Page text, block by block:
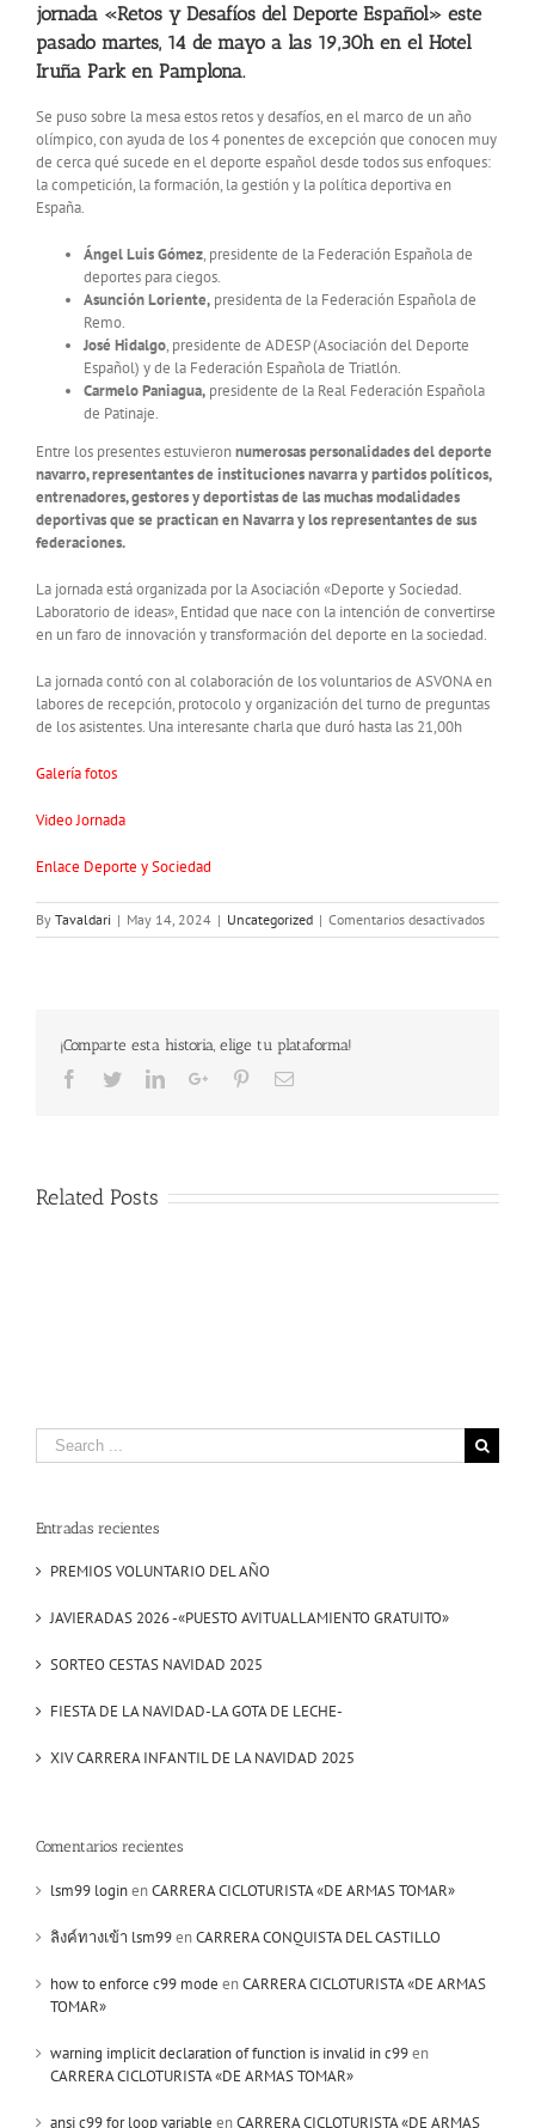
jornada «Retos y Desafíos del Deporte Español» este
pasado martes, 14 de mayo a las 19,30h en el Hotel
Iruña Park en Pamplona.
Se puso sobre la mesa estos retos y desafíos, en el marco de un año
olímpico, con ayuda de los 4 ponentes de excepción que conocen muy
de cerca qué sucede en el deporte español desde todos sus enfoques:
la competición, la formación, la gestión y la política deportiva en
España.
Ángel Luis Gómez, presidente de la Federación Española de
deportes para ciegos.
Asunción Loriente, presidenta de la Federación Española de
Remo.
José Hidalgo, presidente de ADESP (Asociación del Deporte
Español) y de la Federación Española de Triatlón.
Carmelo Paniagua, presidente de la Real Federación Española
de Patinaje.
Entre los presentes estuvieronnumerosas personalidades del deporte
navarro, representantes de instituciones navarra y partidos políticos,
entrenadores, gestores y deportistas de las muchas modalidades
deportivas que se practican en Navarra y los representantes de sus
federaciones.
La jornada está organizada por la Asociación «Deporte y Sociedad.
Laboratorio de ideas», Entidad que nace con la intención de convertirse
en un faro de innovación y transformación del deporte en la sociedad.
La jornada contó con al colaboración de los voluntarios de ASVONA en
labores de recepción, protocolo y organización del turno de preguntas
de los asistentes. Una interesante charla que duró hasta las 21,00h
Galería fotos
Video Jornada
Enlace Deporte y Sociedad
By Tavaldari | May 14, 2024 | Uncategorized | Comentarios desactivadosen
¡Comparte esta historia, elige tu plataforma!
Facebook
TwitterLinkedInGoogle+PinterestEmail
Related Posts
Search
for:
Entradas recientes
PREMIOS VOLUNTARIO DEL AÑO
JAVIERADAS 2026 -«PUESTO AVITUALLAMIENTO GRATUITO»
SORTEO CESTAS NAVIDAD 2025
FIESTA DE LA NAVIDAD-LA GOTA DE LECHE-
XIV CARRERA INFANTIL DE LA NAVIDAD 2025
Comentarios recientes
lsm99 loginenCARRERA CICLOTURISTA «DE ARMAS TOMAR»
ลิงค์ทางเข้า lsm99enCARRERA CONQUISTA DEL CASTILLO
how to enforce c99 mode enCARRERA CICLOTURISTA «DE ARMAS
TOMAR»
warning implicit declaration of function is invalid in c99en
CARRERA CICLOTURISTA «DE ARMAS TOMAR»
ansi c99 for loop variable enCARRERA CICLOTURISTA «DE ARMAS